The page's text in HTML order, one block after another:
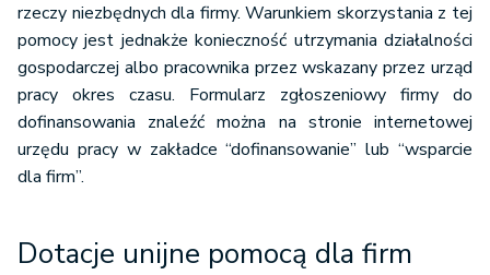
rzeczy niezbędnych dla firmy. Warunkiem skorzystania z tej
pomocy jest jednakże konieczność utrzymania działalności
gospodarczej albo pracownika przez wskazany przez urząd
pracy okres czasu. Formularz zgłoszeniowy firmy do
dofinansowania znaleźć można na stronie internetowej
urzędu pracy w zakładce “dofinansowanie” lub “wsparcie
dla firm”.
Dotacje unijne pomocą dla firm